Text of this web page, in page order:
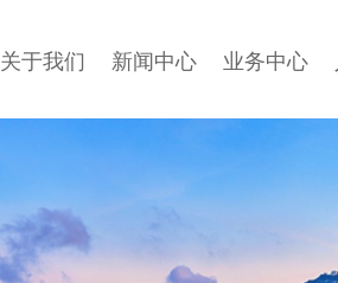
关于我们 新闻中心 业务中心